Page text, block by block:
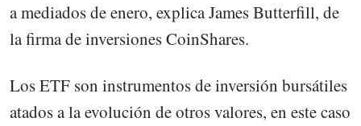
a mediados de enero, explica James Butterfill, de
la firma de inversiones CoinShares.
Los ETF son instrumentos de inversión bursátiles
atados a la evolución de otros valores, en este caso